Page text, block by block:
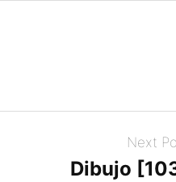
Next
Dibujo